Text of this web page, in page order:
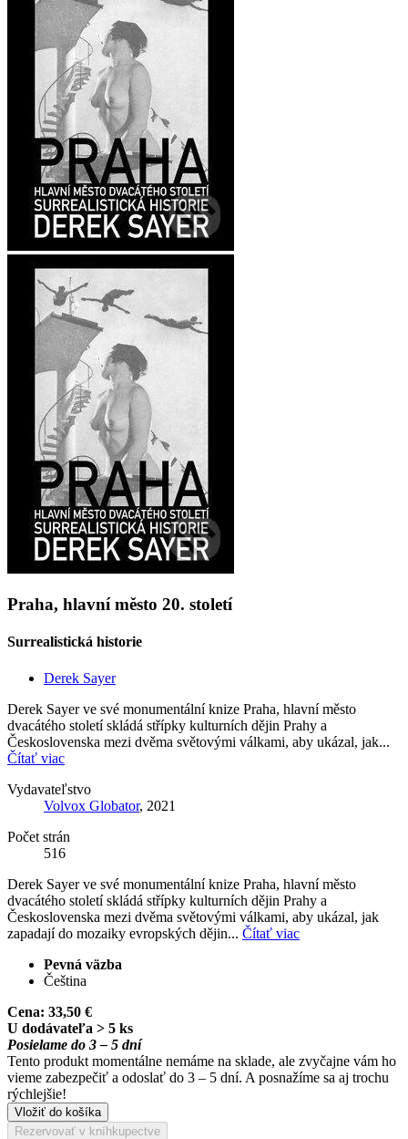
Praha, hlavní město 20. století
Surrealistická historie
Derek Sayer
Derek Sayer ve své monumentální knize Praha, hlavní město
dvacátého století skládá střípky kulturních dějin Prahy a
Československa mezi dvěma světovými válkami, aby ukázal, jak...
Čítať viac
Vydavateľstvo
Volvox Globator, 2021
Počet strán
516
Derek Sayer ve své monumentální knize Praha, hlavní město
dvacátého století skládá střípky kulturních dějin Prahy a
Československa mezi dvěma světovými válkami, aby ukázal, jak
zapadají do mozaiky evropských dějin... Čítať viac
Pevná väzba
Čeština
Cena: 33,50 €
U dodávateľa > 5 ks
Posielame do 3 – 5 dní
Tento produkt momentálne nemáme na sklade, ale zvyčajne vám ho
vieme zabezpečiť a odoslať do 3 – 5 dní. A posnažíme sa aj trochu
rýchlejšie!
Vložiť do košíka
Rezervovať v kníhkupectve